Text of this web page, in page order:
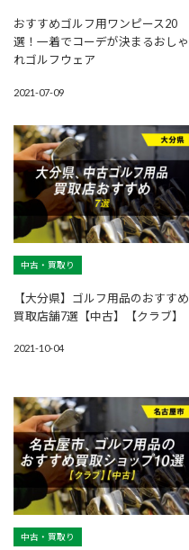
おすすめゴルフ用ワンピース20
選！一着でコーデが決まるおしゃ
れゴルフウェア
2021-07-09
中古・買取り
【大分県】ゴルフ用品のおすすめ
買取店舗7選【中古】【クラブ】
2021-10-04
中古・買取り